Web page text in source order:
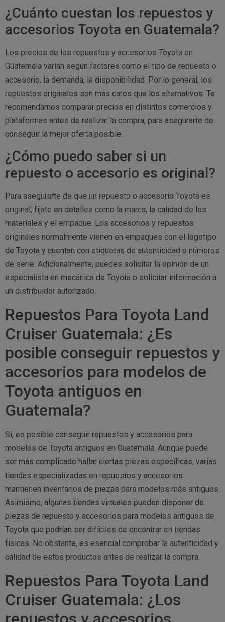
¿Cuánto cuestan los repuestos y
accesorios Toyota en Guatemala?
Los precios de los repuestos y accesorios Toyota en
Guatemala varían según factores como el tipo de repuesto o
accesorio, la demanda, la disponibilidad. Por lo general, los
repuestos originales son más caros que los alternativos. Te
recomendamos comparar precios en distintos comercios y
plataformas antes de realizar la compra, para asegurarte de
conseguir la mejor oferta posible.
¿Cómo puedo saber si un
repuesto o accesorio es original?
Para asegurarte de que un repuesto o accesorio Toyota es
original, fíjate en detalles como la marca, la calidad de los
materiales y el empaque. Los accesorios y repuestos
originales normalmente vienen en empaques con el logotipo
de Toyota y cuentan con etiquetas de autenticidad o números
de serie. Adicionalmente, puedes solicitar la opinión de un
especialista en mecánica de Toyota o solicitar información a
un distribuidor autorizado.
Repuestos Para Toyota Land
Cruiser Guatemala: ¿Es
posible conseguir repuestos y
accesorios para modelos de
Toyota antiguos en
Guatemala?
Sí, es posible conseguir repuestos y accesorios para
modelos de Toyota antiguos en Guatemala. Aunque puede
ser más complicado hallar ciertas piezas específicas, varias
tiendas especializadas en repuestos y accesorios
mantienen inventarios de piezas para modelos más antiguos.
Asimismo, algunas tiendas virtuales pueden disponer de
piezas de repuesto y accesorios para modelos antiguos de
Toyota que podrían ser difíciles de encontrar en tiendas
físicas. No obstante, es esencial comprobar la autenticidad y
calidad de estos productos antes de realizar la compra.
Repuestos Para Toyota Land
Cruiser Guatemala: ¿Los